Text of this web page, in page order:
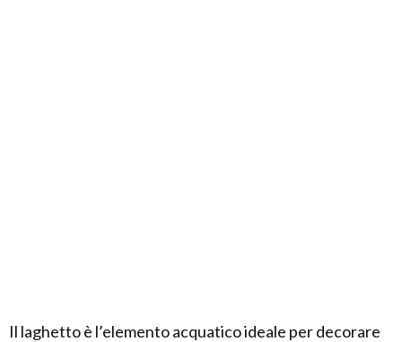
Il laghetto è l’elemento acquatico ideale per decorare